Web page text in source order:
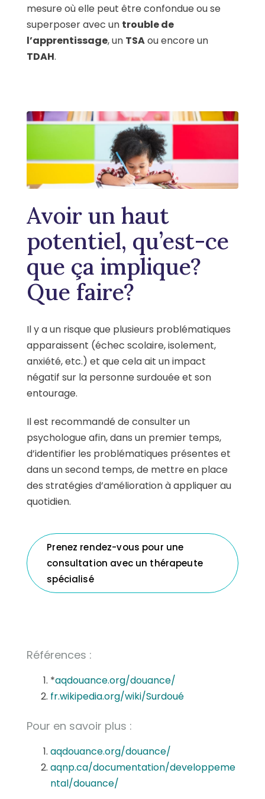
mesure où elle peut être confondue ou se
superposer avec un trouble de
l’apprentissage, un TSAou encore un
TDAH.
Avoir un haut
potentiel, qu’est-ce
que ça implique?
Que faire?
Il y a un risque que plusieurs problématiques
apparaissent (échec scolaire, isolement,
anxiété, etc.) et que cela ait un impact
négatif sur la personne surdouée et son
entourage.
Il est recommandé de consulter un
psychologue afin, dans un premier temps,
d’identifier les problématiques présentes et
dans un second temps, de mettre en place
des stratégies d’amélioration à appliquer au
quotidien.
Prenez rendez-vous pour une
consultation avec un thérapeute
spécialisé
Références :
*aqdouance.org/douance/
fr.wikipedia.org/wiki/Surdoué
Pour en savoir plus :
aqdouance.org/douance/
aqnp.ca/documentation/developpeme
ntal/douance/